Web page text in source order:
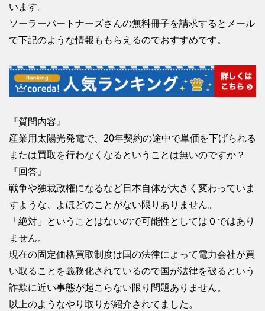
います。
ソーラーパートナーズさんの無料冊子を請求するとメール
で下記のような情報ももらえるのでおすすめです。
『質問内容』
産業用太陽光発電で、20年契約の途中で単価を下げられる
または買取を行わなくなるということは無いのですか？
『回答』
戦争や独裁政権になるなど日本自体が大きく変わっていま
すような、よほどのことがない限りありません。
「絶対」ということはないので可能性としては０ではあり
ません。
現在の固定価格買取制度は国の法律によって電力会社が買
い取ることを義務化されているので国が法律を破るという
詐欺に近い事態が起こらない限り問題ありません。
以上のようなやり取りが紹介されてました。